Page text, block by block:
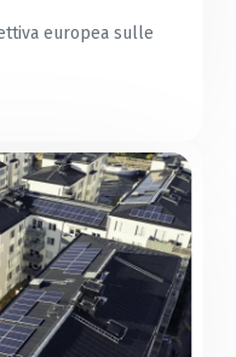
europea sulle